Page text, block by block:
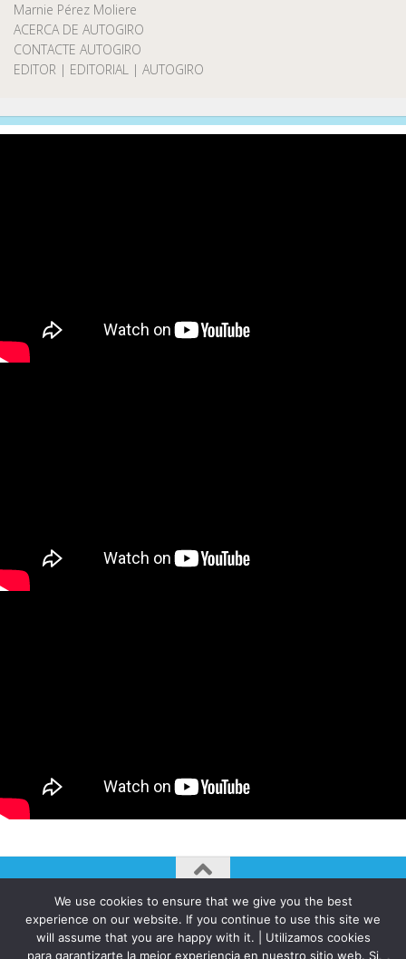
Marnie Pérez Moliere
ACERCA DE AUTOGIRO
CONTACTE AUTOGIRO
EDITOR | EDITORIAL | AUTOGIRO
AUTOGIRO/el giro del arte actual © JAVIER MARTINEZ 2026. All
Rights Reserved.
Funciona con - Diseñado con elTema Hueman
We use cookies to ensure that we give you the best
experience on our website. If you continue to use this site we
will assume that you are happy with it. | Utilizamos cookies
para garantizarte la mejor experiencia en nuestro sitio web. Si